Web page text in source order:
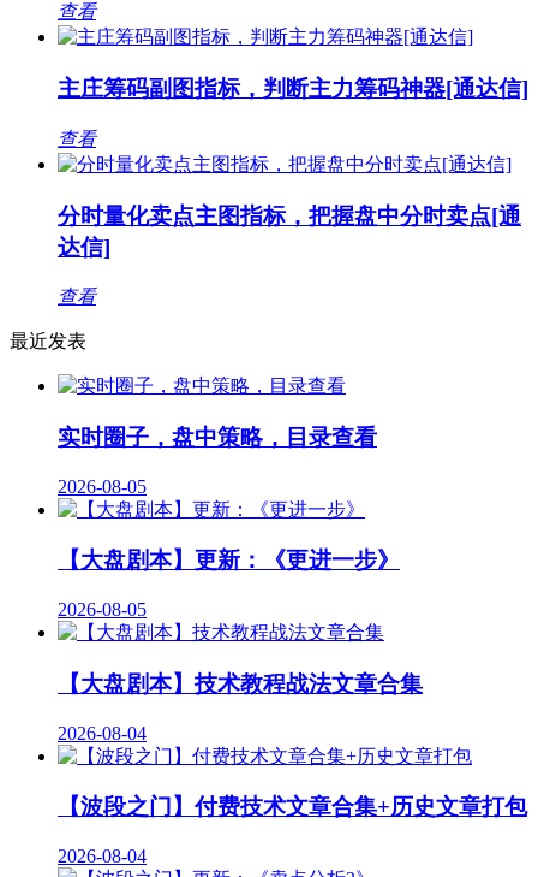
查看
主庄筹码副图指标，判断主力筹码神器[通达信]
查看
分时量化卖点主图指标，把握盘中分时卖点[通
达信]
查看
最近发表
实时圈子，盘中策略，目录查看
2026-08-05
【大盘剧本】更新：《更进一步》
2026-08-05
【大盘剧本】技术教程战法文章合集
2026-08-04
【波段之门】付费技术文章合集+历史文章打包
2026-08-04